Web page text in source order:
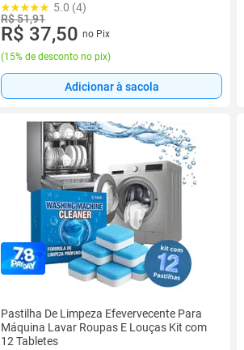
5.0 (4)
R$ 51,91
R$ 37,50 no Pix
(15% de desconto no pix)
Adicionar à sacola
Pastilha De Limpeza Efevervecente Para
Máquina Lavar Roupas E Louças Kit com
12 Tabletes